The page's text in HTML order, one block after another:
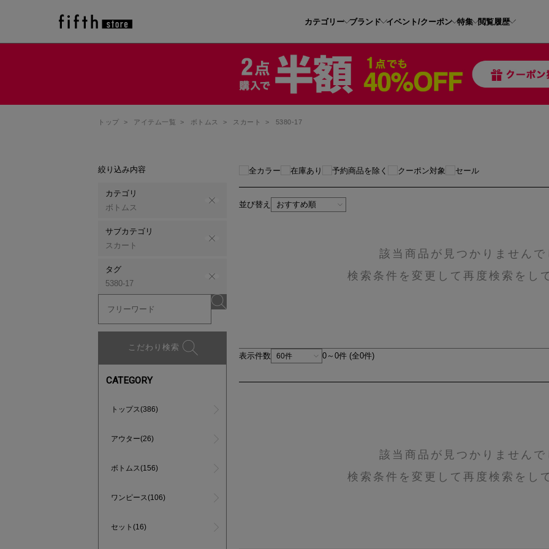
カテゴリー ブランド イベント/クーポン 特集 閲覧履歴
トップ > アイテム一覧 > ボトムス > スカート > 5380-17
絞り込み内容
カテゴリ
ボトムス
サブカテゴリ
スカート
タグ
5380-17
こだわり検索
CATEGORY
トップス(386)
アウター(26)
ボトムス(156)
ワンピース(106)
セット(16)
全カラー 在庫あり 予約商品を除く クーポン対象 セール
並び替え
該当商品が見つかりませんで
検索条件を変更して再度検索をし
表示件数 0～0件 (全0件)
該当商品が見つかりませんで
検索条件を変更して再度検索をし